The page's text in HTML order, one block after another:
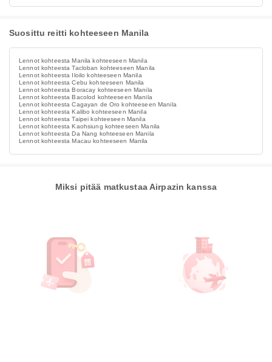
Suosittu reitti kohteeseen Manila
Lennot kohteesta Manila kohteeseen Manila
Lennot kohteesta Tacloban kohteeseen Manila
Lennot kohteesta Iloilo kohteeseen Manila
Lennot kohteesta Cebu kohteeseen Manila
Lennot kohteesta Boracay kohteeseen Manila
Lennot kohteesta Bacolod kohteeseen Manila
Lennot kohteesta Cagayan de Oro kohteeseen Manila
Lennot kohteesta Kalibo kohteeseen Manila
Lennot kohteesta Taipei kohteeseen Manila
Lennot kohteesta Kaohsiung kohteeseen Manila
Lennot kohteesta Da Nang kohteeseen Manila
Lennot kohteesta Macau kohteeseen Manila
Miksi pitää matkustaa Airpazin kanssa